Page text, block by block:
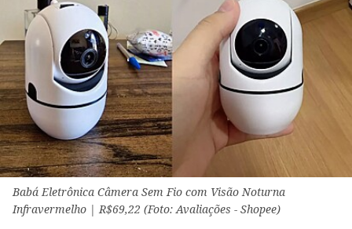
Babá Eletrônica Câmera Sem Fio com Visão Noturna
Infravermelho | R$69,22 (Foto: Avaliações - Shopee)